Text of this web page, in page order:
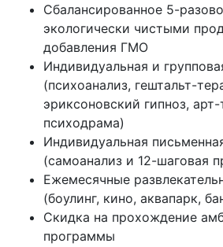
Сбалансированное 5-
экологически чистыми
добавления ГМО
Индивидуальная и
(психоанализ, гештальт-
эриксоновский гипноз, арт-
психодрама)
Индивидуальная
(самоанализ и 12-шаговая
Ежемесячные
(боулинг, кино, аквапарк,
Скидка на прохождение
программы